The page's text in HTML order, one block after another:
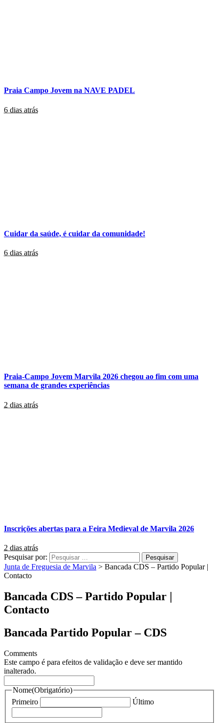
Praia Campo Jovem na NAVE PADEL
6 dias atrás
Cuidar da saúde, é cuidar da comunidade!
6 dias atrás
Praia-Campo Jovem Marvila 2026 chegou ao fim com uma
semana de grandes experiências
2 dias atrás
Inscrições abertas para a Feira Medieval de Marvila 2026
2 dias atrás
Pesquisar por:
Junta de Freguesia de Marvila > Bancada CDS – Partido Popular |
Contacto
Bancada CDS – Partido Popular |
Contacto
Bancada Partido Popular – CDS
Comments
Este campo é para efeitos de validação e deve ser mantido
inalterado.
Nome(Obrigatório)
Primeiro
Último